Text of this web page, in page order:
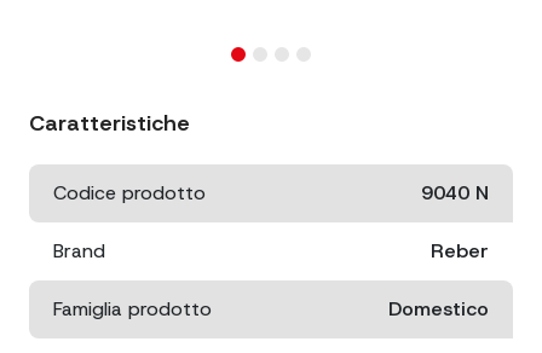
Caratteristiche
Codice prodotto 9040 N
Brand Reber
Famiglia prodotto Domestico